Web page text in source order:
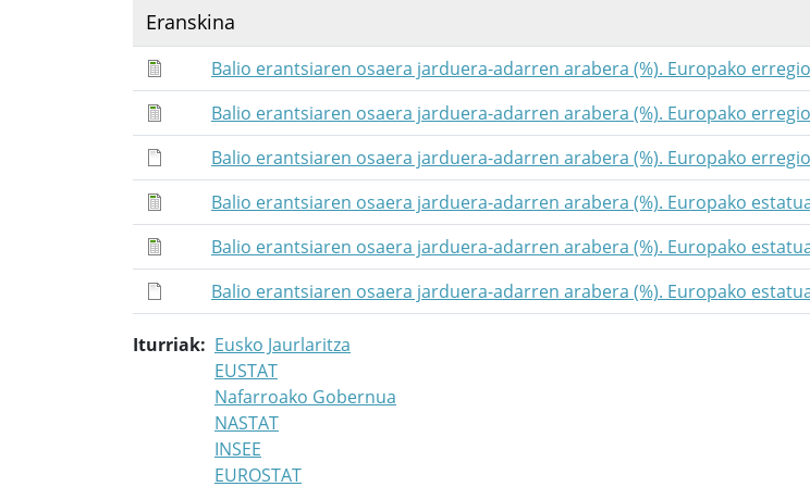
Eranskina
Balio erantsiaren osaera jarduera-adarren arabera (%). Europako
Balio erantsiaren osaera jarduera-adarren arabera (%). Europako
Balio erantsiaren osaera jarduera-adarren arabera (%). Europako
Balio erantsiaren osaera jarduera-adarren arabera (%). Europako
Balio erantsiaren osaera jarduera-adarren arabera (%). Europako
Balio erantsiaren osaera jarduera-adarren arabera (%). Europako
Iturriak
Eusko Jaurlaritza
EUSTAT
Nafarroako Gobernua
NASTAT
INSEE
EUROSTAT